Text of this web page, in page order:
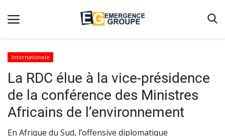
Accueil
Contact
Emergence
Galerie
Internationale
La RDC élue à la vice-présidence
de la conférence des Ministres
Africains de l’environnement
En Afrique du Sud, l’offensive diplomatique